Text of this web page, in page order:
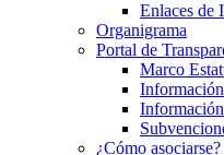
Enlaces de
Organigrama
Portal de
Marco
¿Cómo asociarse?